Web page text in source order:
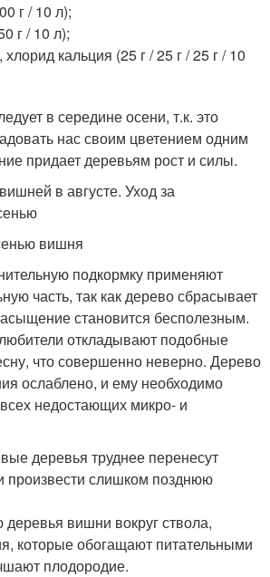
г / 10 л);
г / 10 л);
кальция (25 г / 25 г / 25 г / 10
в середине осени, т.к. это
нас своим цветением одним
придает деревьям рост и силы.
вишня
подкормку применяют
часть, так как дерево сбрасывает
становится бесполезным.
откладывают подобные
что совершенно неверно. Дерево
ослаблено, и ему необходимо
недостающих микро- и
деревья труднее перенесут
произвести слишком позднюю
вишни вокруг ствола,
которые обогащают питательными
плодородие.